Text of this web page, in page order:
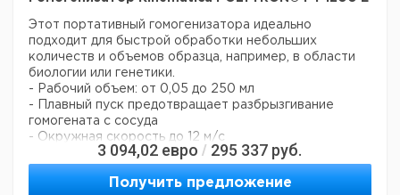
Этот портативный гомогенизатора идеально
подходит для быстрой обработки небольших
количеств и объемов образца, например, в области
биологии или генетики.
- Рабочий объем: от 0,05 до 250 мл
- Плавный пуск предотвращает разбрызгивание
гомогената с сосуда
- Окружная скорость до 12 м/с
- Эргономичный дизайн и различные модели
диспергирующих агрегатов исполнены в дизайне
Easy Clean, для простой очистки
3 094,02 евро / 295 337 руб.
Получить предложение